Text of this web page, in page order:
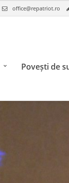
office@repatriot.ro
Povești de